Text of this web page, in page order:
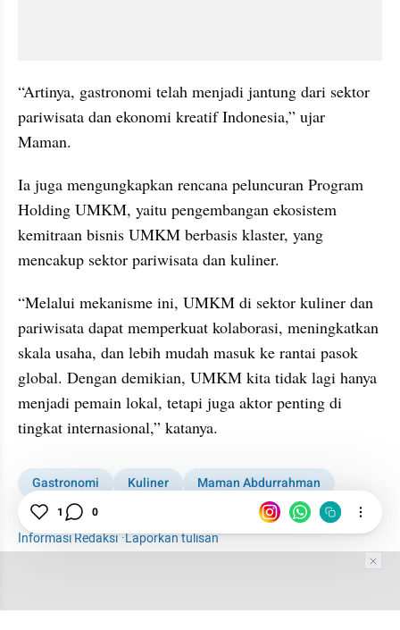
“Artinya, gastronomi telah menjadi jantung dari sektor
pariwisata dan ekonomi kreatif Indonesia,” ujar
Maman.
Ia juga mengungkapkan rencana peluncuran Program
Holding UMKM, yaitu pengembangan ekosistem
kemitraan bisnis UMKM berbasis klaster, yang
mencakup sektor pariwisata dan kuliner.
“Melalui mekanisme ini, UMKM di sektor kuliner dan
pariwisata dapat memperkuat kolaborasi, meningkatkan
skala usaha, dan lebih mudah masuk ke rantai pasok
global. Dengan demikian, UMKM kita tidak lagi hanya
menjadi pemain lokal, tetapi juga aktor penting di
tingkat internasional,” katanya.
Gastronomi Kuliner
Maman Abdurrahman
Kementerian UMKM
Informasi Redaksi·Laporkan tulisan
1 0